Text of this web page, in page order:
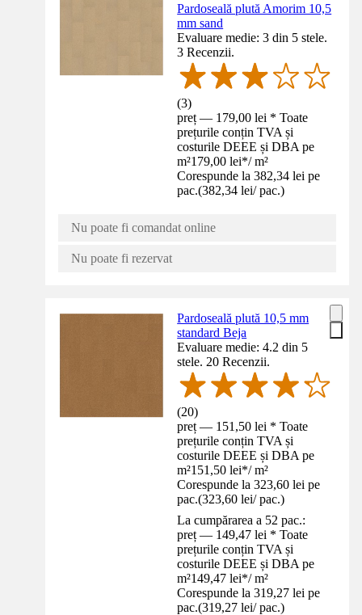
Pardoseală plută Amorim 10,5
mm sand
Evaluare medie: 3 din 5 stele.
3 Recenzii.
(3)
preț — 179,00 lei * Toate
prețurile conțin TVA și
costurile DEEE și DBA pe
m²179,00 lei*/ m²
Corespunde la 382,34 lei pe
pac.(382,34 lei/ pac.)
Nu poate fi comandat online
Nu poate fi rezervat
Pardoseală plută 10,5 mm
standard Beja
Evaluare medie: 4.2 din 5
stele. 20 Recenzii.
(20)
preț — 151,50 lei * Toate
prețurile conțin TVA și
costurile DEEE și DBA pe
m²151,50 lei*/ m²
Corespunde la 323,60 lei pe
pac.(323,60 lei/ pac.)
La cumpărarea a 52 pac.:
preț — 149,47 lei * Toate
prețurile conțin TVA și
costurile DEEE și DBA pe
m²149,47 lei*/ m²
Corespunde la 319,27 lei pe
pac.(319,27 lei/ pac.)